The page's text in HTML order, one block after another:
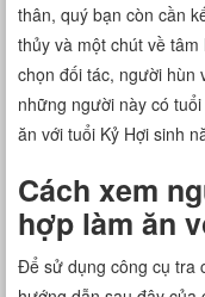
thân, quý bạn còn cần
thủy và một chút về
chọn đối tác, người hùn
những người này có
ăn với tuổi Kỷ Hợi sinh
Cách xem
hợp làm ăn
Để sử dụng công cụ tra